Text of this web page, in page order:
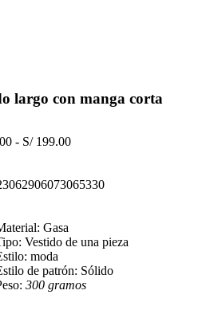
largo con manga corta
- S/199.00
Gasa
Vestido de una pieza
moda
de patrón: Sólido
300 gramos